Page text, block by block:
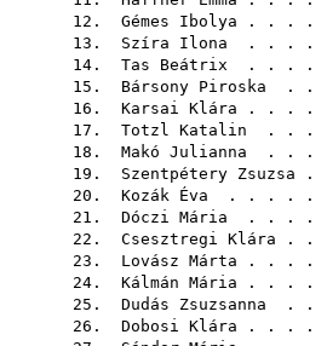
12. Gémes Ibolya . . . .
13. Szíra Ilona . . . .
14. Tas Beátrix . . . .
15. Bársony Piroska . .
16. Karsai Klára . . . .
17. Totzl Katalin . . .
18. Makó Julianna . . .
19. Szentpétery Zsuzsa .
20. Kozák Éva . . . . .
21. Dóczi Mária . . . .
22. Csesztregi Klára . .
23. Lovász Márta . . . .
24. Kálmán Mária . . . .
25. Dudás Zsuzsanna . .
26. Dobosi Klára . . . .